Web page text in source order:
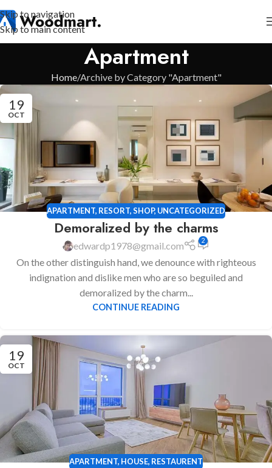
Skip to navigation
Skip to main content
Apartment
Home Archive by Category "Apartment"
19
OCT
APARTMENT, RESORT,SHOP, UNCATEGORIZED
Demoralized by the charms
edwardp1978@gmail.com 2
On the other distinguish hand, we denounce with righteous
indignation and dislike men who are so beguiled and
demoralized by the charm...
CONTINUE READING
19
OCT
APARTMENT, HOUSE, RESTAURENT